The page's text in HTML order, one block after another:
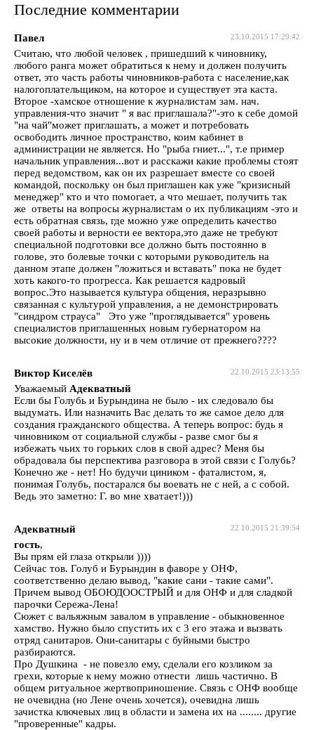
Последние комментарии
23.10.2015 17:29:42
Павел
Считаю, что любой человек , пришедший к чиновнику,
любого ранга может обратиться к нему и должен получить
ответ, это часть работы чиновников-работа с население,как
налогоплательщиком, на которое и существует эта каста.
Второе -хамское отношение к журналистам зам. нач.
управления-что значит " я вас приглашала?"-это к себе домой
"на чай"может приглашать, а может и потребовать
освободить личное пространство, коим кабинет в
администрации не является. Но "рыба гниет...", т.е пример
начальник управления...вот и расскажи какие проблемы стоят
перед ведомством, как он их разрешает вместе со своей
командой, поскольку он был приглашен как уже "кризисный
менеджер" кто и что помогает, а что мешает, получить так
же ответы на вопросы журналистам о их публикациям -это и
есть обратная связь, где можно уже определить качество
своей работы и верности ее вектора,это даже не требуют
специальной подготовки все должно быть постоянно в
голове, это болевые точки с которыми руководитель на
данном этапе должен "ложиться и вставать" пока не будет
хоть какого-то прогресса. Как решается кадровый
вопрос.Это называется культура общения, неразрывно
связанная с культурой управления, а не демонстрировать
"синдром страуса" Это уже "проглядывается" уровень
специалистов приглашенных новым губернатором на
высокие должности, ну и в чем отличие от прежнего????
22.10.2015 23:13:55
Виктор Киселёв
Уважаемый Адекватный
Если бы Голубь и Бурындина не было - их следовало бы
выдумать. Или назначить Вас делать то же самое дело для
создания гражданского общества. А теперь вопрос: будь я
чиновником от социальной службы - разве смог бы я
избежать чьих то горьких слов в свой адрес? Меня бы
обрадовала бы перспектива разговора в этой связи с Голубь?
Конечно же - нет! Но будучи циником - фаталистом, я,
понимая Голубь, постарался бы воевать не с ней, а с собой.
Ведь это заметно: Г. во мне хватает!)))
22.10.2015 21:39:54
Адекватный
гость,
Вы прям ей глаза открыли ))))
Сейчас тов. Голуб и Бурындин в фаворе у ОНФ,
соответственно делаю вывод, "какие сани - такие сами".
Причем вывод ОБОЮДООСТРЫЙ и для ОНФ и для сладкой
парочки Сережа-Лена!
Сюжет с вальяжным завалом в управление - обыкновенное
хамство. Нужно было спустить их с 3 его этажа и вызвать
отряд санитаров. Они-санитары с буйными быстро
разбираются.
Про Душкина - не повезло ему, сделали его козликом за
грехи, которые к нему можно отнести лишь частично. В
общем ритуальное жертвоприношение. Связь с ОНФ вообще
не очевидна (но Лене очень хочется), очевидна лишь
зачистка ключевых лиц в области и замена их на ........ другие
"проверенные" кадры.